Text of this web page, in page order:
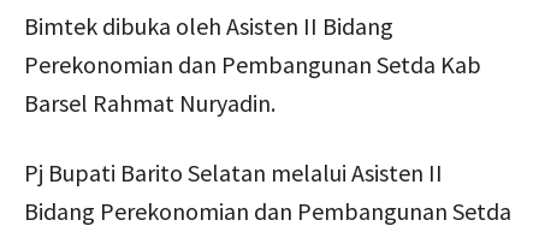
Bimtek dibuka oleh Asisten II Bidang
Perekonomian dan Pembangunan Setda Kab
Barsel Rahmat Nuryadin.
Pj Bupati Barito Selatan melalui Asisten II
Bidang Perekonomian dan Pembangunan Setda